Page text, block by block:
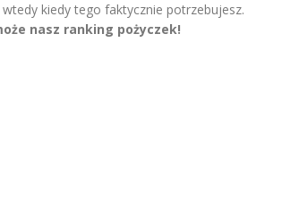
kiedy tego faktycznie potrzebujesz.
nasz ranking pożyczek!